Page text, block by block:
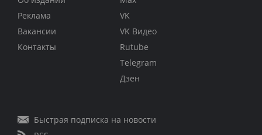
Реклама
Вакансии
Контакты
VK
VK Видео
Rutube
Telegram
Дзен
Быстрая подписка на новости